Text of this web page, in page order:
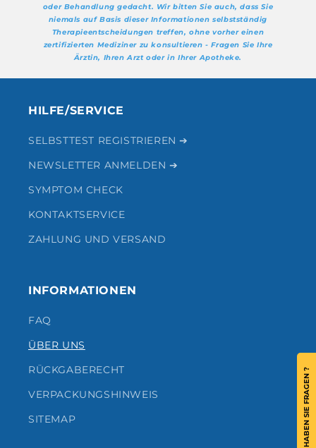
oder Behandlung gedacht. Wir bitten Sie auch, dass Sie
niemals auf Basis dieser Informationen selbstständig
Therapieentscheidungen treffen, ohne vorher einen
zertifizierten Mediziner zu konsultieren - Fragen Sie Ihre
Ärztin, Ihren Arzt oder in Ihrer Apotheke.
HILFE/SERVICE
SELBSTTEST REGISTRIEREN ➔
NEWSLETTER ANMELDEN ➔
SYMPTOM CHECK
KONTAKTSERVICE
ZAHLUNG UND VERSAND
INFORMATIONEN
FAQ
ÜBER UNS
RÜCKGABERECHT
VERPACKUNGSHINWEIS
SITEMAP
HABEN SIE FRAGEN ?